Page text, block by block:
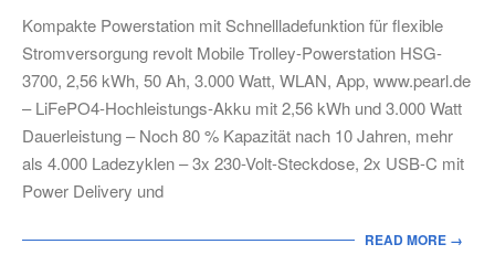
02-
19
Kompakte Powerstation mit Schnellladefunktion für flexible
Stromversorgung revolt Mobile Trolley-Powerstation HSG-
3700, 2,56 kWh, 50 Ah, 3.000 Watt, WLAN, App, www.pearl.de
– LiFePO4-Hochleistungs-Akku mit 2,56 kWh und 3.000 Watt
Dauerleistung – Noch 80 % Kapazität nach 10 Jahren, mehr
als 4.000 Ladezyklen – 3x 230-Volt-Steckdose, 2x USB-C mit
Power Delivery und
READ MORE →